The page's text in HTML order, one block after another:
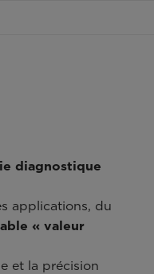
diagnostique
applications, du
« valeur
et la précision